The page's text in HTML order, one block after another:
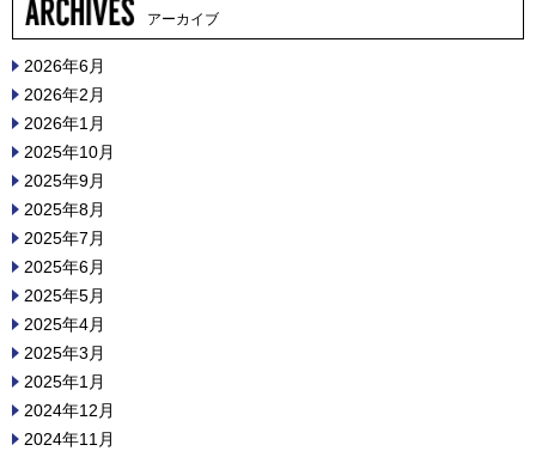
アーカイブ
2026年6月
2026年2月
2026年1月
2025年10月
2025年9月
2025年8月
2025年7月
2025年6月
2025年5月
2025年4月
2025年3月
2025年1月
2024年12月
2024年11月